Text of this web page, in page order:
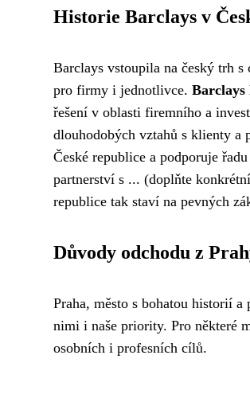
Historie Barclays v
Barclays vstoupila na český trh
pro firmy i jednotlivce. Barclays
řešení v oblasti firemního a
dlouhodobých vztahů s klienty a
České republice a podporuje
partnerství s ... (doplňte
republice tak staví na pevných
Důvody odchodu z
Praha, město s bohatou historií
nimi i naše priority. Pro některé
osobních i profesních cílů.